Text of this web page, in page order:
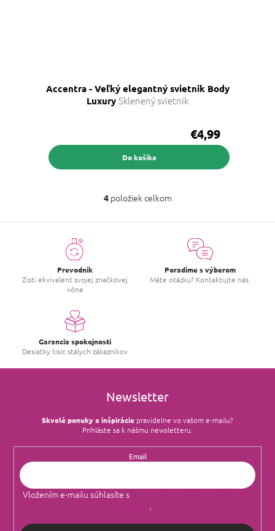
Accentra - Veľký elegantný svietnik Body
Luxury Sklenený svietnik
€4,99
Do košíka
O
ý
i
s
4položiek celkom
Prevodník
Zisti ekvivalent svojej značkovej
vône
Poradíme s výberom
Máte otázku? Kontaktujte nás.
Garancia spokojnosti
Desiatky tisíc stálych zákazníkov
Newsletter
Skvelé ponuky a inšpirácie pravidelne vo vašom e‑mailu?
Prihláste sa k nášmu newsletteru.
Email
Vložením e-mailu súhlasíte s
.